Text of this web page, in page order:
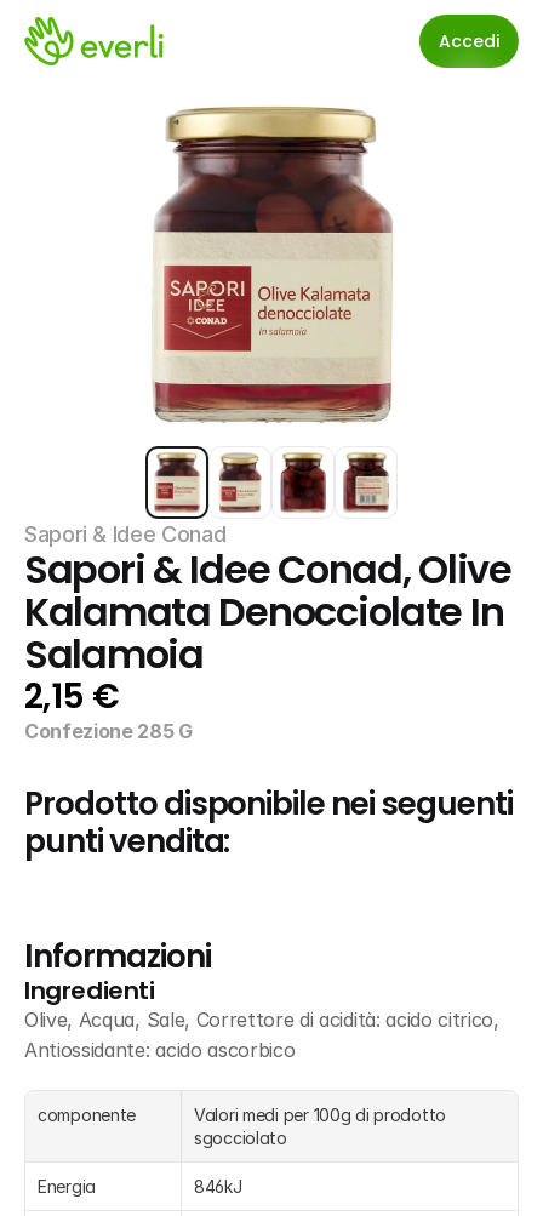
Accedi
Sapori & Idee Conad
Sapori & Idee Conad, Olive
Kalamata Denocciolate In
Salamoia
2,15 €
Confezione 285 G
Prodotto disponibile nei seguenti
punti vendita:
Informazioni
Ingredienti
Olive, Acqua, Sale, Correttore di acidità: acido citrico,
Antiossidante: acido ascorbico
componente
Valori medi per 100g di prodotto
sgocciolato
Energia 846kJ